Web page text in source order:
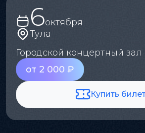
6октября
Тула
Городской концертный зал
от 2 000 ₽
Купить